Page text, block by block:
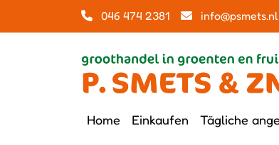
046 474 2381 info@psmets.nl
Home Einkaufen Tägliche